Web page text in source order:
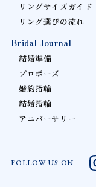
リングサイズガイド
リング選びの流れ
Bridal Journal
結婚準備
プロポーズ
婚約指輪
結婚指輪
アニバーサリー
FOLLOW US ON